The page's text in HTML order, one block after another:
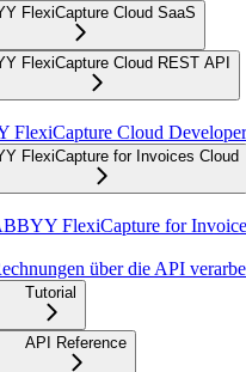
FlexiCapture Cloud SaaS
FlexiCapture Cloud REST API
FlexiCapture Cloud
FlexiCapture for Invoices Cloud
FlexiCapture for
über die API
Tutorial
API Reference